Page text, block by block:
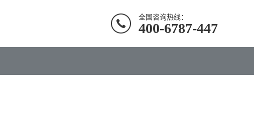
全国咨询热线：
400-6787-447